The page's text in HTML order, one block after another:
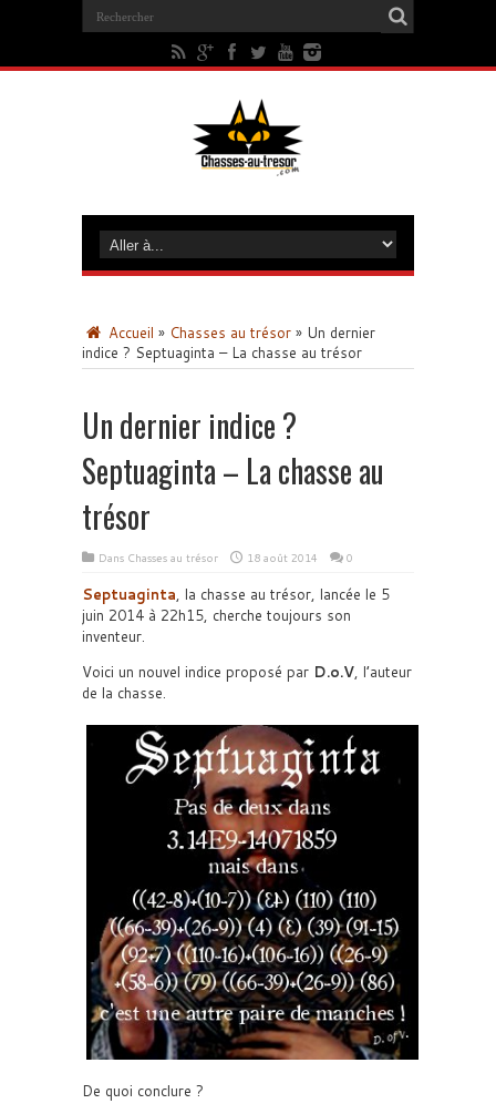
Accueil » Chasses au trésor » Un dernier
indice ? Septuaginta – La chasse au trésor
Un dernier indice ?
Septuaginta – La chasse au
trésor
Dans Chasses au trésor 18 août 2014 0
Septuaginta, la chasse au trésor, lancée le 5
juin 2014 à 22h15, cherche toujours son
inventeur.
Voici un nouvel indice proposé par D.o.V, l’auteur
de la chasse.
De quoi conclure ?